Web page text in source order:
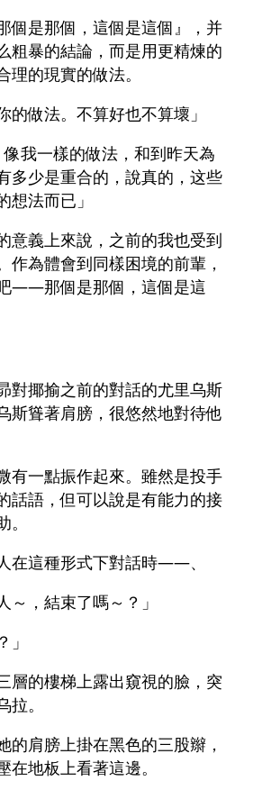
個是那個，這個是這個』，并
粗暴的結論，而是用更精煉的
理的現實的做法。
的做法。不算好也不算壞」
我一樣的做法，和到昨天為
多少是重合的，說真的，这些
想法而已」
意義上來說，之前的我也受到
作為體會到同樣困境的前輩，
――那個是那個，這個是這
對揶揄之前的對話的尤里乌斯
斯聳著肩膀，很悠然地對待他
有一點振作起來。雖然是投手
話語，但可以說是有能力的接
在這種形式下對話時――、
，結束了嗎～？」
」
層的樓梯上露出窺視的臉，突
。
的肩膀上掛在黑色的三股辮，
在地板上看著這邊。